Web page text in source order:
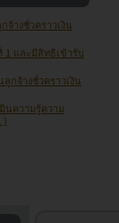
จ้างชั่วคราวเงิน
1 และมีสิทธิเข้ารับ
กจ้างชั่วคราวเงิน
นความรู้ความ
)